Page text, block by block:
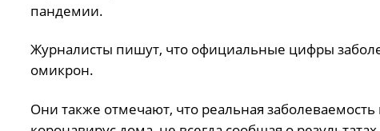
пандемии.
Журналисты пишут, что официальные цифры
омикрон.
Они также отмечают, что реальная